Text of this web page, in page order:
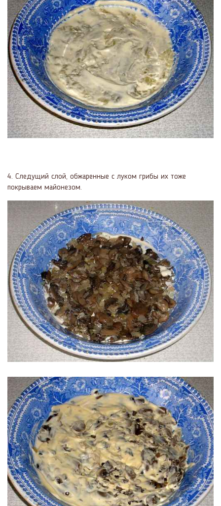
4. Следущий слой, обжаренные с луком грибы их тоже
покрываем майонезом.